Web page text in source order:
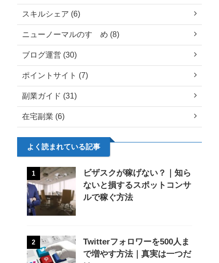
スキルシェア (6)
ニューノーマルのすゝめ (8)
ブログ運営 (30)
ポイントサイト (7)
副業ガイド (31)
在宅副業 (6)
よく読まれている記事
1
ビザスクが稼げない？｜知ら
ないと損するスポットコンサ
ルで稼ぐ方法
2
Twitterフォロワーを500人ま
で増やす方法｜真実は一つだ